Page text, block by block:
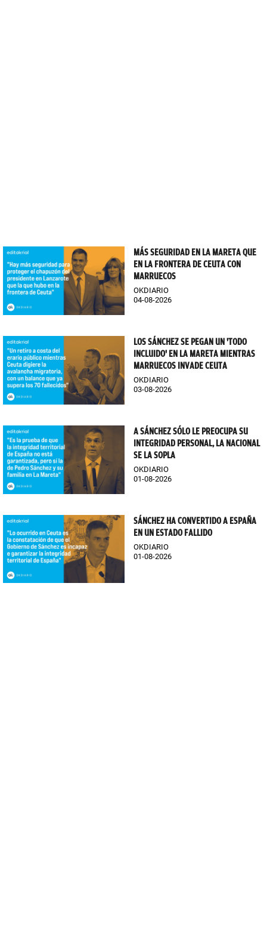
MÁS SEGURIDAD EN LA MARETA QUE
EN LA FRONTERA DE CEUTA CON
MARRUECOS
OKDIARIO
04-08-2026
LOS SÁNCHEZ SE PEGAN UN 'TODO
INCLUIDO' EN LA MARETA MIENTRAS
MARRUECOS INVADE CEUTA
OKDIARIO
03-08-2026
A SÁNCHEZ SÓLO LE PREOCUPA SU
INTEGRIDAD PERSONAL, LA NACIONAL
SE LA SOPLA
OKDIARIO
01-08-2026
SÁNCHEZ HA CONVERTIDO A ESPAÑA
EN UN ESTADO FALLIDO
OKDIARIO
01-08-2026